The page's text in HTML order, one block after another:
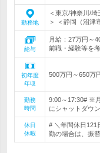
勤務地
＜東京/神奈川/
＞ ＜静岡（沼津
給与
月給：27万円～
前職・経験等を
初年度
年収
500万円～650万
勤務
時間
9:00～17:30# ※
にシャットダウ
休日
休暇
# ＼年間休日121
勤の場合は、振